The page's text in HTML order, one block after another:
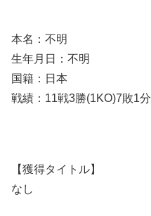
本名：不明
生年月日：不明
国籍：日本
戦績：11戦3勝(1KO)7敗1分
【獲得タイトル】
なし